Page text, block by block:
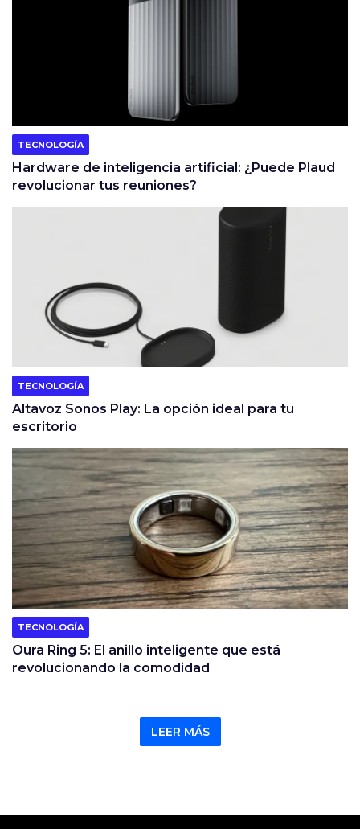
TECNOLOGÍA
Hardware de inteligencia artificial: ¿Puede Plaud
revolucionar tus reuniones?
TECNOLOGÍA
Altavoz Sonos Play: La opción ideal para tu
escritorio
TECNOLOGÍA
Oura Ring 5: El anillo inteligente que está
revolucionando la comodidad
LEER MÁS